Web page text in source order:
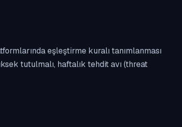
eşleştirme kuralı tanımlanması
tutulmalı, haftalık tehdit avı (threat